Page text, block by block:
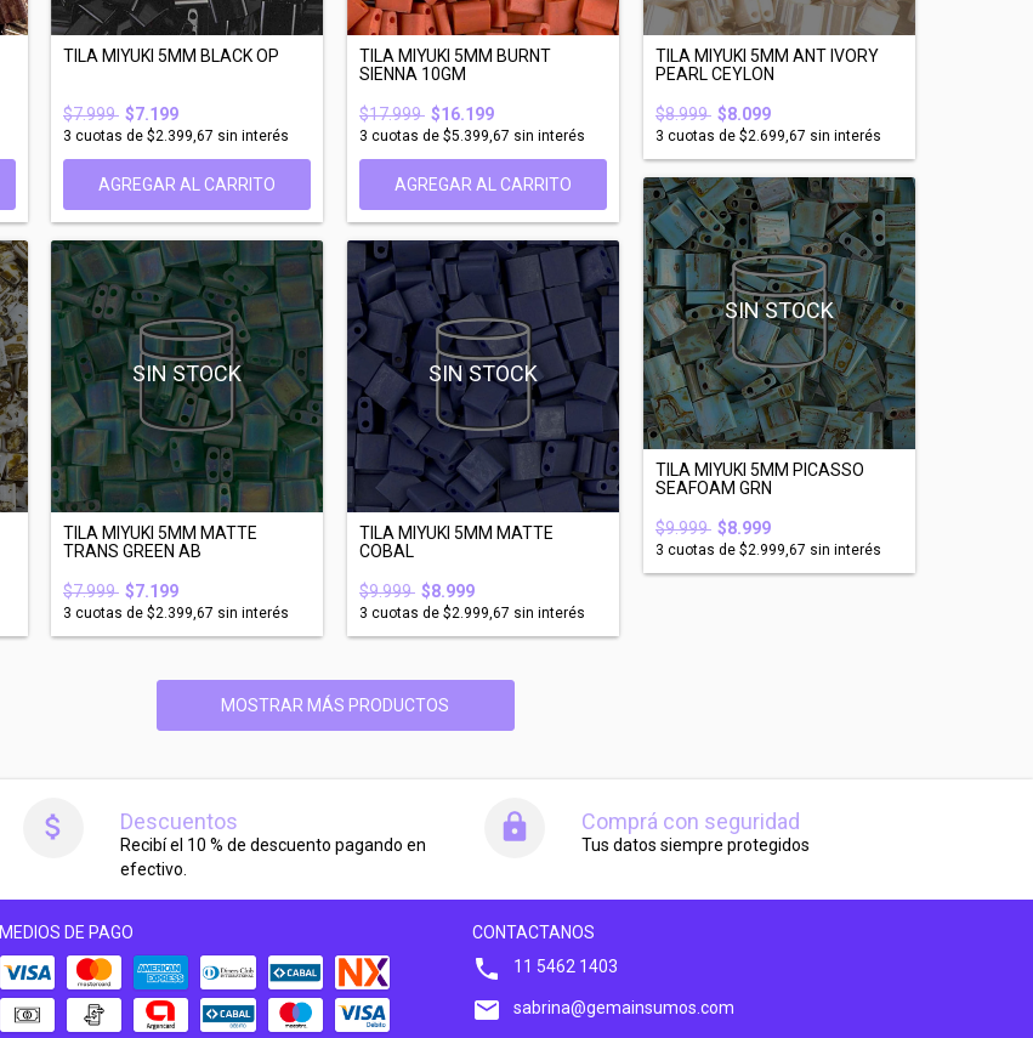
TILA MIYUKI 5MM BLACK OP
$7.999 $7.199
3 cuotas de $2.399,67 sin interés
AGREGAR AL CARRITO
TILA MIYUKI 5MM BURNT
SIENNA 10GM
$17.999 $16.199
3 cuotas de $5.399,67 sin interés
TILA MIYUKI 5MM ANT IVORY
PEARL CEYLON
$8.999 $8.099
3 cuotas de $2.699,67 sin interés
SIN STOCK
TILA MIYUKI 5MM MATTE
TRANS GREEN AB
$7.999 $7.199
3 cuotas de $2.399,67 sin interés
SIN STOCK
TILA MIYUKI 5MM MATTE
COBAL
$9.999 $8.999
3 cuotas de $2.999,67 sin interés
SIN STOCK
TILA MIYUKI 5MM PICASSO
SEAFOAM GRN
$9.999 $8.999
3 cuotas de $2.999,67 sin interés
MOSTRAR MÁS PRODUCTOS
Descuentos
Recibí el 10 % de descuento pagando en
efectivo.
Comprá con seguridad
Tus datos siempre protegidos
MEDIOS DE PAGO
CONTACTANOS
11 5462 1403
sabrina@gemainsumos.com